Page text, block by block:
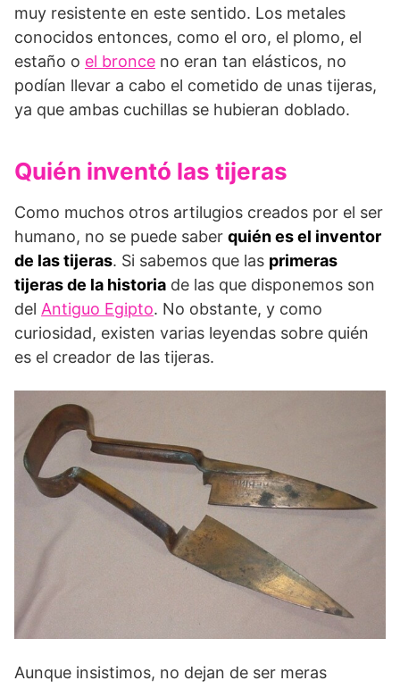
muy resistente en este sentido. Los metales
conocidos entonces, como el oro, el plomo, el
estaño o el bronce no eran tan elásticos, no
podían llevar a cabo el cometido de unas tijeras,
ya que ambas cuchillas se hubieran doblado.
Quién inventó las tijeras
Como muchos otros artilugios creados por el ser
humano, no se puede saber quién es el inventor
de las tijeras. Si sabemos que las primeras
tijeras de la historia de las que disponemos son
del Antiguo Egipto. No obstante, y como
curiosidad, existen varias leyendas sobre quién
es el creador de las tijeras.
Aunque insistimos, no dejan de ser meras